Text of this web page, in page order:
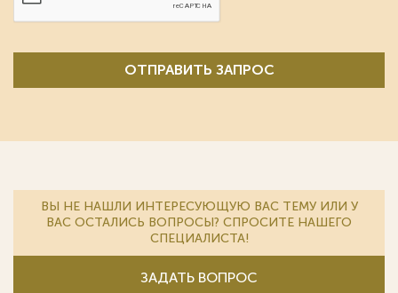
ОТПРАВИТЬ ЗАПРОС
ВЫ НЕ НАШЛИ ИНТЕРЕСУЮЩУЮ ВАС ТЕМУ ИЛИ У
ВАС ОСТАЛИСЬ ВОПРОСЫ? СПРОСИТЕ НАШЕГО
СПЕЦИАЛИСТА!
ЗАДАТЬ ВОПРОС